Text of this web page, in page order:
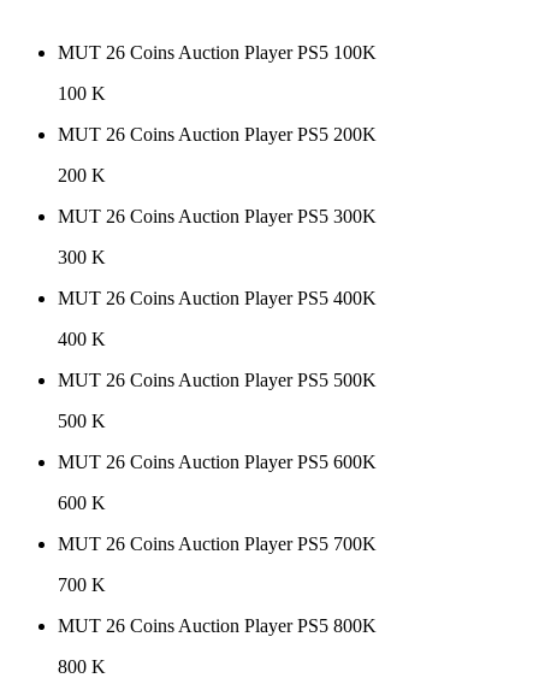
MUT 26 Coins Auction Player PS5 100K
100 K
MUT 26 Coins Auction Player PS5 200K
200 K
MUT 26 Coins Auction Player PS5 300K
300 K
MUT 26 Coins Auction Player PS5 400K
400 K
MUT 26 Coins Auction Player PS5 500K
500 K
MUT 26 Coins Auction Player PS5 600K
600 K
MUT 26 Coins Auction Player PS5 700K
700 K
MUT 26 Coins Auction Player PS5 800K
800 K